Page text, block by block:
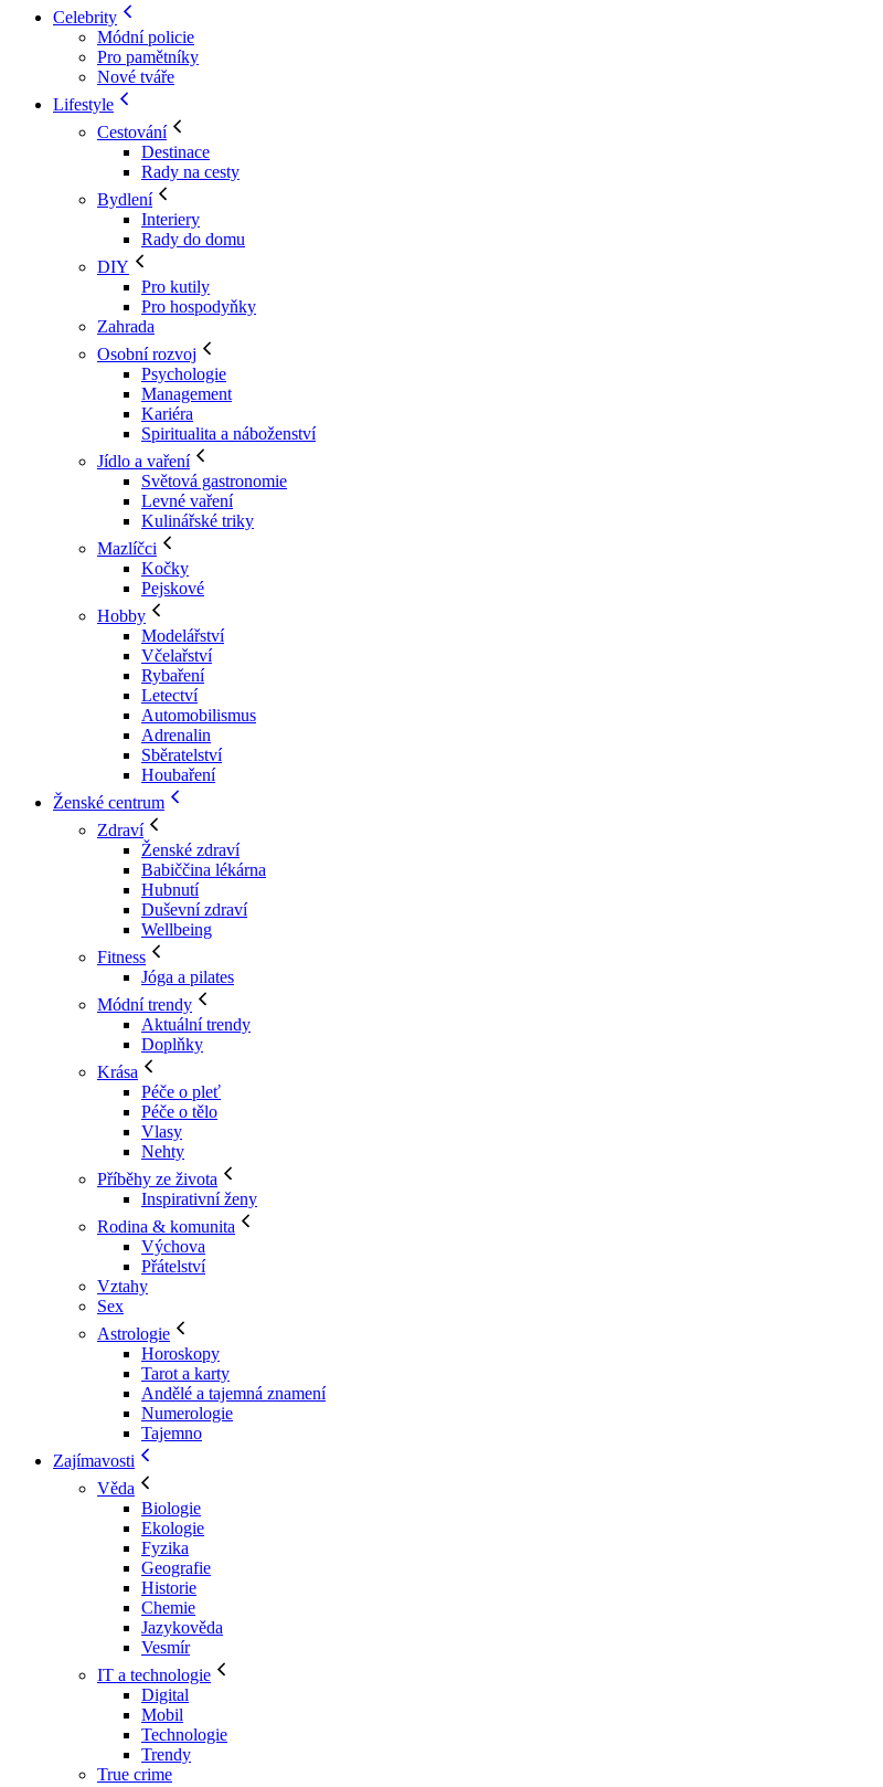
Celebrity
Módní policie
Pro pamětníky
Nové tváře
Lifestyle
Cestování
Destinace
Rady na cesty
Bydlení
Interiery
Rady do domu
DIY
Pro kutily
Pro hospodyňky
Zahrada
Osobní rozvoj
Psychologie
Management
Kariéra
Spiritualita a náboženství
Jídlo a vaření
Světová gastronomie
Levné vaření
Kulinářské triky
Mazlíčci
Kočky
Pejskové
Hobby
Modelářství
Včelařství
Rybaření
Letectví
Automobilismus
Adrenalin
Sběratelství
Houbaření
Ženské centrum
Zdraví
Ženské zdraví
Babiččina lékárna
Hubnutí
Duševní zdraví
Wellbeing
Fitness
Jóga a pilates
Módní trendy
Aktuální trendy
Doplňky
Krása
Péče o pleť
Péče o tělo
Vlasy
Nehty
Příběhy ze života
Inspirativní ženy
Rodina & komunita
Výchova
Přátelství
Vztahy
Sex
Astrologie
Horoskopy
Tarot a karty
Andělé a tajemná znamení
Numerologie
Tajemno
Zajímavosti
Věda
Biologie
Ekologie
Fyzika
Geografie
Historie
Chemie
Jazykověda
Vesmír
IT a technologie
Digital
Mobil
Technologie
Trendy
True crime